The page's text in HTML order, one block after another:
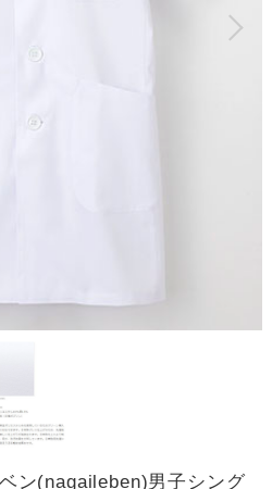
ン(nagaileben)男子シング